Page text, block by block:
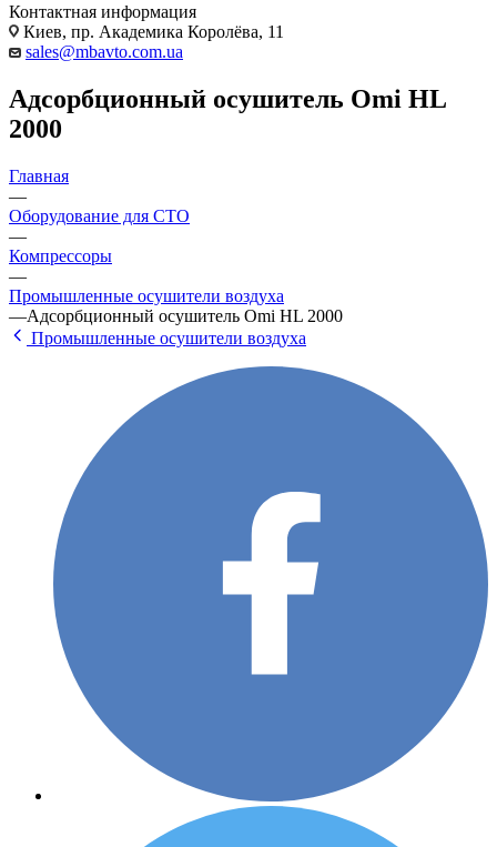
Контактная информация
Киев, пр. Академика Королёва, 11
sales@mbavto.com.ua
Адсорбционный осушитель Omi HL
2000
Главная
—
Оборудование для СТО
—
Компрессоры
—
Промышленные осушители воздуха
—Адсорбционный осушитель Omi HL 2000
Промышленные осушители воздуха